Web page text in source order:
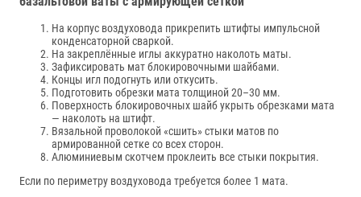
На корпус воздуховода прикрепить штифты импульсной
конденсаторной сваркой.
На закреплённые иглы аккуратно наколоть маты.
Зафиксировать мат блокировочными шайбами.
Концы игл подогнуть или откусить.
Подготовить обрезки мата толщиной 20–30 мм.
Поверхность блокировочных шайб укрыть обрезками мата
— наколоть на штифт.
Вязальной проволокой «сшить» стыки матов по
армированной сетке со всех сторон.
Алюминиевым скотчем проклеить все стыки покрытия.
Если по периметру воздуховода требуется более 1 мата.